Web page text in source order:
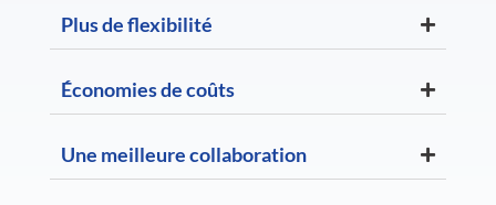
Plus de flexibilité
Économies de coûts
Une meilleure collaboration